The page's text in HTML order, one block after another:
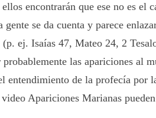
encontrarán que ese no es el
se da cuenta y parece
ej. Isaías 47, Mateo 24, 2
probablemente las apariciones al
entendimiento de la profecía por
Apariciones Marianas